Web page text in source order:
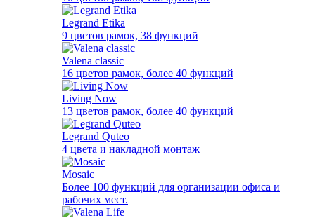
Legrand Etika
9 цветов рамок, 38 функций
Valena classic
16 цветов рамок, более 40 функций
Living Now
13 цветов рамок, более 40 функций
Legrand Quteo
4 цвета и накладной монтаж
Mosaic
Более 100 функций для организации офиса и
рабочих мест.